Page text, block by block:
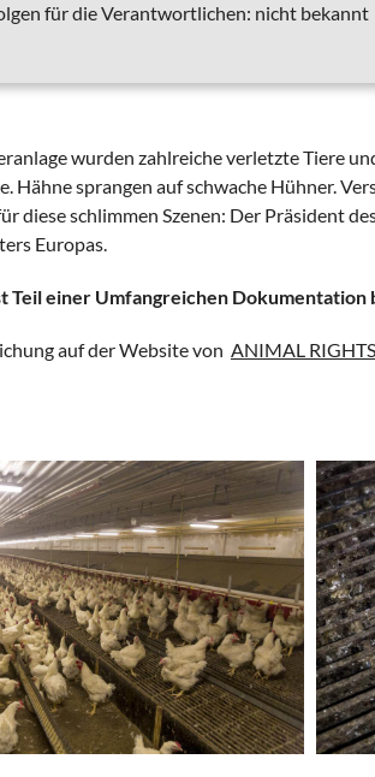
für die Verantwortlichen: nicht bekannt
wurden zahlreiche verletzte Tiere
Hähne sprangen auf schwache Hühner.
diese schlimmen Szenen: Der Präsident
Europas.
Teil einer Umfangreichen
auf der Website von ANIMAL